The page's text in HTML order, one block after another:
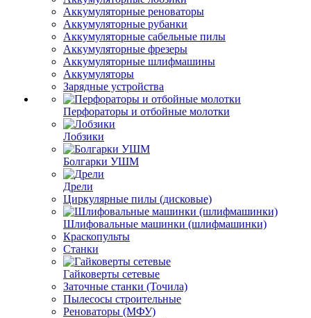
Аккумуляторные реноваторы
Аккумуляторные рубанки
Аккумуляторные сабельные пилы
Аккумуляторные фрезеры
Аккумуляторные шлифмашины
Аккумуляторы
Зарядные устройства
Перфораторы и отбойные молотки
Лобзики
Болгарки УШМ
Дрели
Циркулярные пилы (дисковые)
Шлифовальные машинки (шлифмашинки)
Краскопульты
Станки
Гайковерты сетевые
Заточные станки (Точила)
Пылесосы строительные
Реноваторы (МФУ)